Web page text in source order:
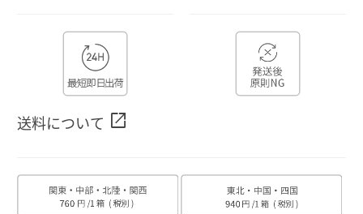
送料について open_in_new